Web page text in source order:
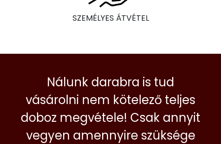
SZEMÉLYES ÁTVÉTEL
Nálunk darabra is tud
vásárolni nem kötelező teljes
doboz megvétele! Csak annyit
vegyen amennyire szüksége